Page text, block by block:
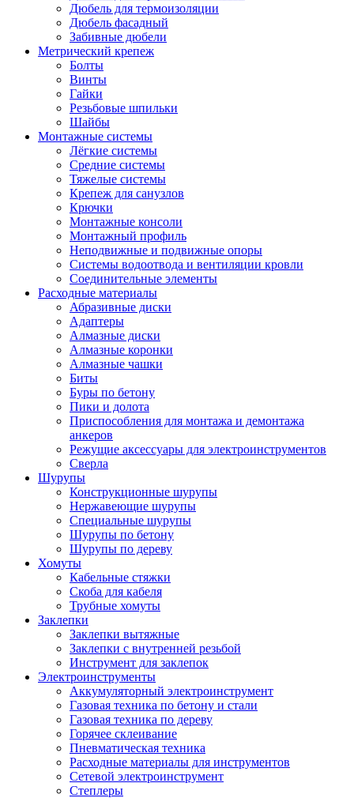
Дюбель для термоизоляции
Дюбель фасадный
Забивные дюбели
Метрический крепеж
Болты
Винты
Гайки
Резьбовые шпильки
Шайбы
Монтажные системы
Лёгкие системы
Средние системы
Тяжелые системы
Крепеж для санузлов
Крючки
Монтажные консоли
Монтажный профиль
Неподвижные и подвижные опоры
Системы водоотвода и вентиляции кровли
Соединительные элементы
Расходные материалы
Абразивные диски
Адаптеры
Алмазные диски
Алмазные коронки
Алмазные чашки
Биты
Буры по бетону
Пики и долота
Приспособления для монтажа и демонтажа
анкеров
Режущие аксессуары для электроинструментов
Сверла
Шурупы
Конструкционные шурупы
Нержавеющие шурупы
Специальные шурупы
Шурупы по бетону
Шурупы по дереву
Хомуты
Кабельные стяжки
Скоба для кабеля
Трубные хомуты
Заклепки
Заклепки вытяжные
Заклепки с внутренней резьбой
Инструмент для заклепок
Электроинструменты
Аккумуляторный электроинструмент
Газовая техника по бетону и стали
Газовая техника по дереву
Горячее склеивание
Пневматическая техника
Расходные материалы для инструментов
Сетевой электроинструмент
Степлеры